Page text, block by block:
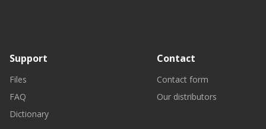
Support
Files
FAQ
Dictionary
Contact
Contact form
Our distributors